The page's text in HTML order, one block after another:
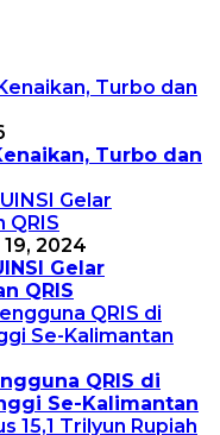
Turbo dan
2024
Gelar
QRIS
QRIS di
Se-Kalimantan